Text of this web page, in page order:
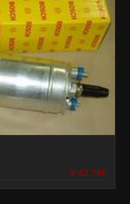
¥ 43,780